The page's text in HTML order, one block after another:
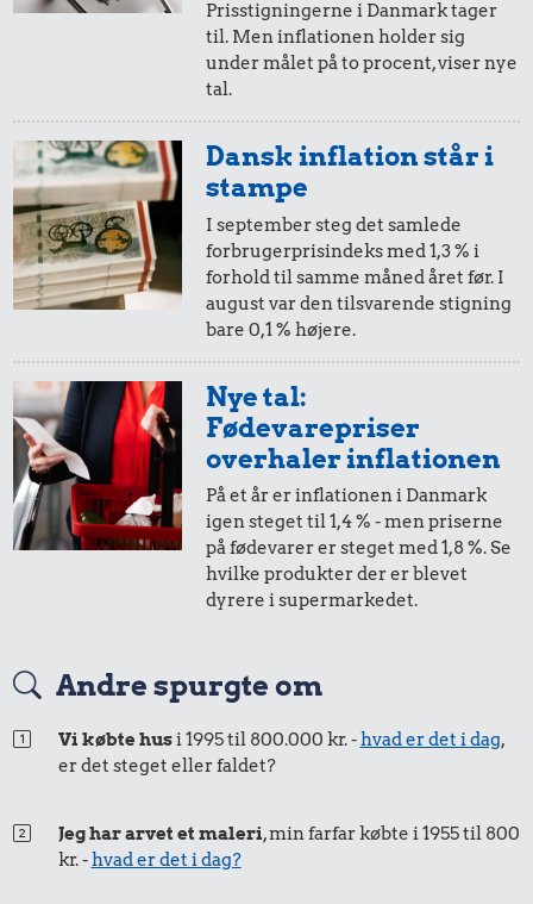
498 kr.
Samlet pris i 2024
Udvalgte varer fra danskernes indkøbskurv gennem tiderne.
Priser i nutidskroner er estimeret af Oldmoney. Priser i
datidskroner er på baggrund af forbrugerprisindekset fra
Danmarks Statistik.
i 2004 i 2024
14,-
5,-
i 2004
= 7,-
i 2024
2,-
i 2004 i 2024
1,-
i 2004
= 1,-
i 2024
i 2004
i 2004 i 2024
Prisstigningerne i Danmark tager
til. Men inflationen holder sig
under målet på to procent, viser nye
tal.
Dansk inflation står i
stampe
I september steg det samlede
forbrugerprisindeks med 1,3 % i
forhold til samme måned året før. I
august var den tilsvarende stigning
bare 0,1 % højere.
Nye tal:
Fødevarepriser
overhaler inflationen
På et år er inflationen i Danmark
igen steget til 1,4 % - men priserne
på fødevarer er steget med 1,8 %. Se
hvilke produkter der er blevet
dyrere i supermarkedet.
Andre spurgte om
Vi købte husi 1995 til 800.000 kr. -hvad er det i dag,
er det steget eller faldet?
Jeg har arvet et maleri, min farfar købte i 1955 til 800
kr. -hvad er det i dag?